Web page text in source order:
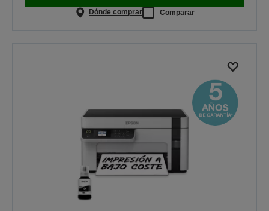
Dónde comprar Comparar